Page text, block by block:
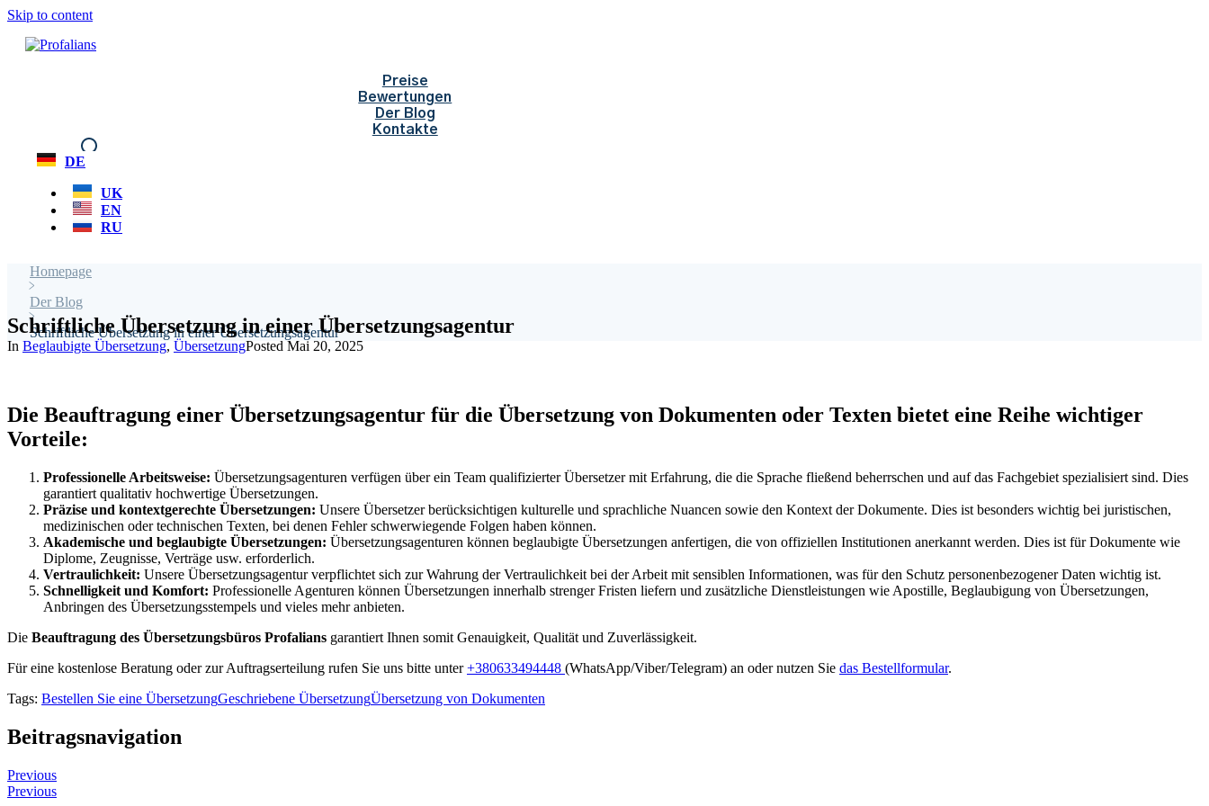
Skip to content
Preise
Bewertungen
Der Blog
Kontakte
DE
UK
EN
RU
Homepage
>
Der Blog
>
Schriftliche Übersetzung in einer Übersetzungsagentur
Schriftliche Übersetzung in einer Übersetzungsagentur
In Beglaubigte Übersetzung, ÜbersetzungPosted Mai 20, 2025
Die Beauftragung einer Übersetzungsagentur für die Übersetzung von Dokumenten oder Texten bietet eine Reihe wichtiger
Vorteile:
Professionelle Arbeitsweise: Übersetzungsagenturen verfügen über ein Team qualifizierter Übersetzer mit Erfahrung, die die Sprache fließend beherrschen und auf das Fachgebiet spezialisiert sind. Dies
garantiert qualitativ hochwertige Übersetzungen.
Präzise und kontextgerechte Übersetzungen: Unsere Übersetzer berücksichtigen kulturelle und sprachliche Nuancen sowie den Kontext der Dokumente. Dies ist besonders wichtig bei juristischen,
medizinischen oder technischen Texten, bei denen Fehler schwerwiegende Folgen haben können.
Akademische und beglaubigte Übersetzungen: Übersetzungsagenturen können beglaubigte Übersetzungen anfertigen, die von offiziellen Institutionen anerkannt werden. Dies ist für Dokumente wie
Diplome, Zeugnisse, Verträge usw. erforderlich.
Vertraulichkeit: Unsere Übersetzungsagentur verpflichtet sich zur Wahrung der Vertraulichkeit bei der Arbeit mit sensiblen Informationen, was für den Schutz personenbezogener Daten wichtig ist.
Schnelligkeit und Komfort: Professionelle Agenturen können Übersetzungen innerhalb strenger Fristen liefern und zusätzliche Dienstleistungen wie Apostille, Beglaubigung von Übersetzungen,
Anbringen des Übersetzungsstempels und vieles mehr anbieten.
Die Beauftragung des Übersetzungsbüros Profalians garantiert Ihnen somit Genauigkeit, Qualität und Zuverlässigkeit.
Für eine kostenlose Beratung oder zur Auftragserteilung rufen Sie uns bitte unter+380633494448 (WhatsApp/Viber/Telegram) an oder nutzen Sie das Bestellformular.
Tags: Bestellen Sie eine ÜbersetzungGeschriebene ÜbersetzungÜbersetzung von Dokumenten
Beitragsnavigation
Previous
Previous